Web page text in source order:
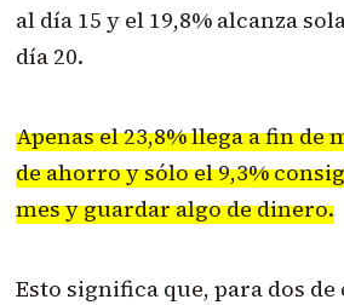
al día 15 y el 19,8% alcanza
día 20.
Apenas el 23,8% llega a fin de
de ahorro y sólo el 9,3%
mes y guardar algo de dinero.
Esto significa que, para dos de